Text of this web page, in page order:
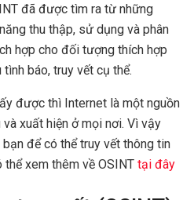
đã được tìm ra từ những
thu thập, sử dụng và phân
hợp cho đối tượng thích hợp
báo, truy vết cụ thể.
được thì Internet là một nguồn
xuất hiện ở mọi nơi. Vì vậy
để có thể truy vết thông tin
thể xem thêm về OSINT tại đây